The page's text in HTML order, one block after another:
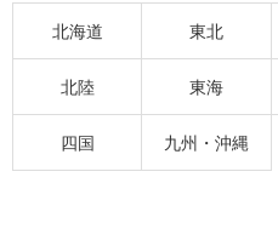
北海道 東北
北陸 東海
四国 九州・沖縄